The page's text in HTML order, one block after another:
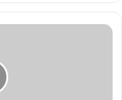
جنايات